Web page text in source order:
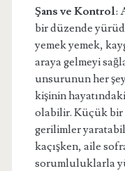
Şans ve Kontrol:
bir düzende
yemek yemek,
araya gelmeyi
unsurunun her
kişinin
olabilir. Küçük bir
gerilimler
kaçışken, aile
sorumluluklarla